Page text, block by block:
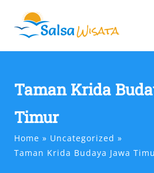
content
Taman Krida
Timur
Home
Uncategorized
Taman Krida Budaya Jawa